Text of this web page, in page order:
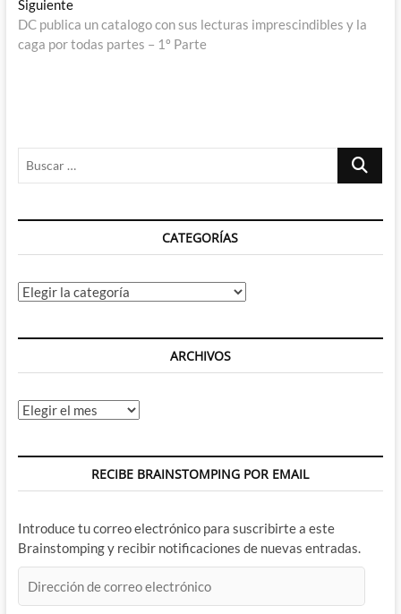
SiguienteEntrada
siguiente:
DC publica un catalogo con sus lecturas imprescindibles y la
caga por todas partes – 1º Parte
Buscar
CATEGORÍAS
Categorías
ARCHIVOS
Archivos
RECIBE BRAINSTOMPING POR EMAIL
Introduce tu correo electrónico para suscribirte a este
Brainstomping y recibir notificaciones de nuevas entradas.
de